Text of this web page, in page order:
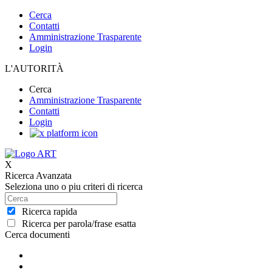
Cerca
Contatti
Amministrazione Trasparente
Login
L'AUTORITÀ
Cerca
Amministrazione Trasparente
Contatti
Login
X
Ricerca Avanzata
Seleziona uno o piu criteri di ricerca
Ricerca rapida
Ricerca per parola/frase esatta
Cerca documenti